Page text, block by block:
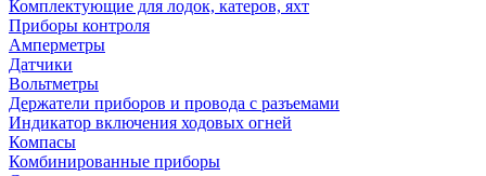
Комплектующие для лодок, катеров, яхт
Приборы контроля
Амперметры
Датчики
Вольтметры
Держатели приборов и провода с разъемами
Индикатор включения ходовых огней
Компасы
Комбинированные приборы